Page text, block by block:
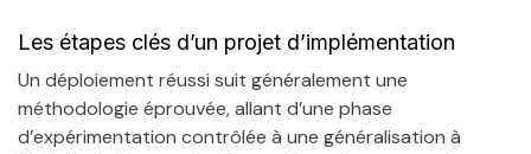
Les étapes clés d’un projet d’implémentation
Un déploiement réussi suit généralement une
méthodologie éprouvée, allant d’une phase
d’expérimentation contrôlée à une généralisation à